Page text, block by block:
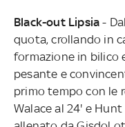
Black-out Lipsia -
quota, crollando in
formazione in bilico
pesante e
primo tempo con le
Walace al 24' e